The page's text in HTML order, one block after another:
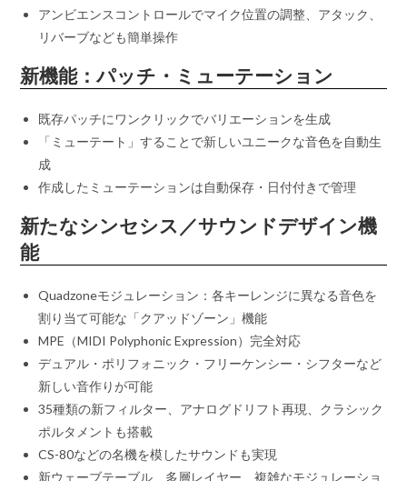
アンビエンスコントロールでマイク位置の調整、アタック、
リバーブなども簡単操作
新機能：パッチ・ミューテーション
既存パッチにワンクリックでバリエーションを生成
「ミューテート」することで新しいユニークな音色を自動生
成
作成したミューテーションは自動保存・日付付きで管理
新たなシンセシス／サウンドデザイン機
能
Quadzoneモジュレーション：各キーレンジに異なる音色を
割り当て可能な「クアッドゾーン」機能
MPE（MIDI Polyphonic Expression）完全対応
デュアル・ポリフォニック・フリーケンシー・シフターなど
新しい音作りが可能
35種類の新フィルター、アナログドリフト再現、クラシック
ポルタメントも搭載
CS-80などの名機を模したサウンドも実現
新ウェーブテーブル、多層レイヤー、複雑なモジュレーショ